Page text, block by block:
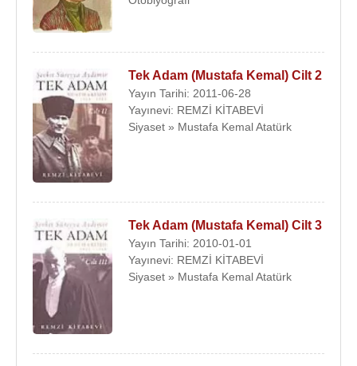
Tek Adam (Mustafa Kemal) Cilt 2
Yayın Tarihi: 2011-06-28
Yayınevi: REMZİ KİTABEVİ
Siyaset » Mustafa Kemal Atatürk
Tek Adam (Mustafa Kemal) Cilt 3
Yayın Tarihi: 2010-01-01
Yayınevi: REMZİ KİTABEVİ
Siyaset » Mustafa Kemal Atatürk